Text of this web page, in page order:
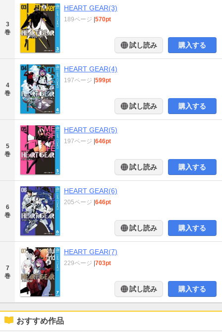
3
巻
HEART GEAR(3)
189ページ |570pt
試し読み 購入する
4
巻
HEART GEAR(4)
197ページ |599pt
試し読み 購入する
5
巻
HEART GEAR(5)
197ページ |646pt
試し読み 購入する
6
巻
HEART GEAR(6)
205ページ |646pt
試し読み 購入する
7
巻
HEART GEAR(7)
229ページ |703pt
試し読み 購入する
おすすめ作品